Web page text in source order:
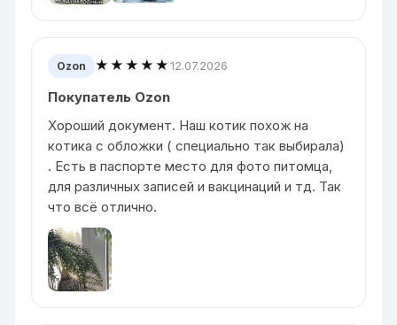
Ozon ★★★★★12.07.2026
Покупатель Ozon
Хороший документ. Наш котик похож на
котика с обложки ( специально так выбирала)
. Есть в паспорте место для фото питомца,
для различных записей и вакцинаций и тд. Так
что всё отлично.